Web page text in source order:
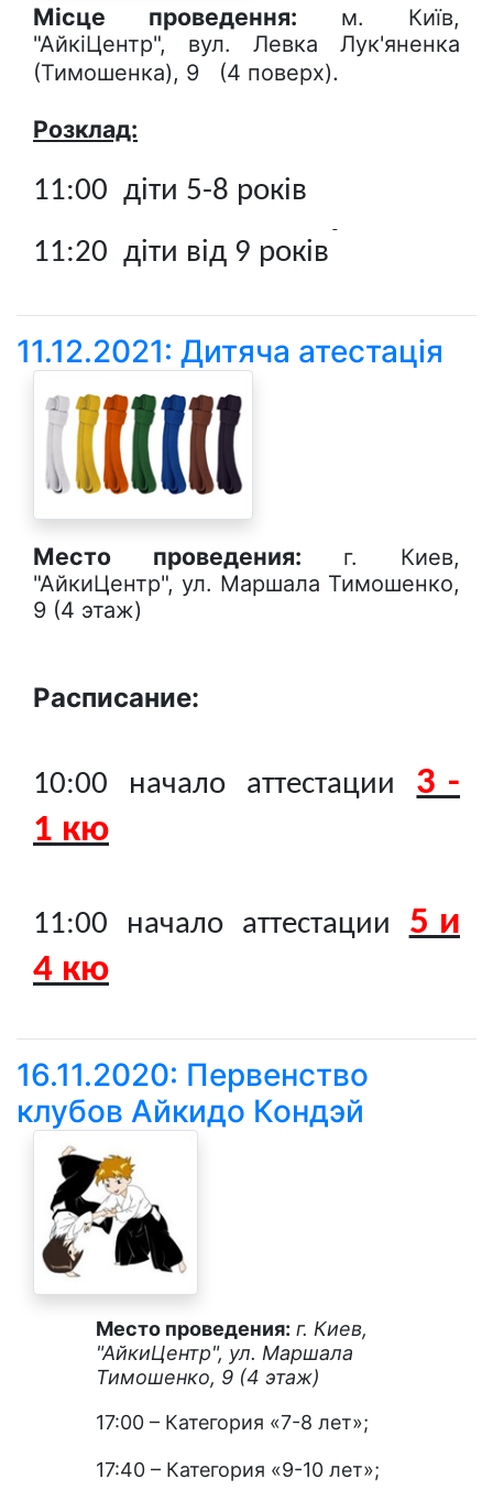
Місце проведення:
м. Київ,
"АйкіЦентр", вул. Левка Лук'яненка
(Тимошенка), 9 (4 поверх).
Розклад:
11:00 діти 5-8 років
11:20 діти від 9 років
11.12.2021: Дитяча атестація
Место проведения:
г. Киев,
"АйкиЦентр", ул. Маршала Тимошенко,
9 (4 этаж)
Расписание:
10:00 начало аттестации 3 -
1 кю
11:00 начало аттестации 5 и
4 кю
16.11.2020: Первенство
клубов Айкидо Кондэй
Место проведения: г. Киев,
"АйкиЦентр", ул. Маршала
Тимошенко, 9 (4 этаж)
17:00 – Категория «7-8 лет»;
17:40 – Категория «9-10 лет»;